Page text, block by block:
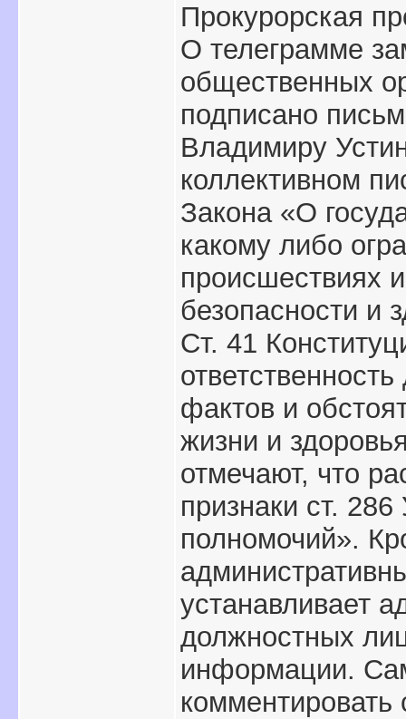
Прокурорская
О телеграмме
общественных
подписано
Владимиру
коллективном
Закона «О
какому либо
происшествиях
безопасности и
Ст. 41
фактов и
жизни и
отмечают, что
признаки ст.
полномочий».
устанавливает
должностных
информации.
комментировать